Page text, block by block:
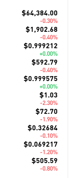
$64,384.00
-0.30%
$1,902.68
-0.40%
$0.999212
+0.00%
$592.79
-0.40%
$0.999575
+0.00%
$1.03
-2.30%
$72.70
-1.90%
$0.32684
-0.10%
$0.069217
-1.20%
$505.59
-0.80%